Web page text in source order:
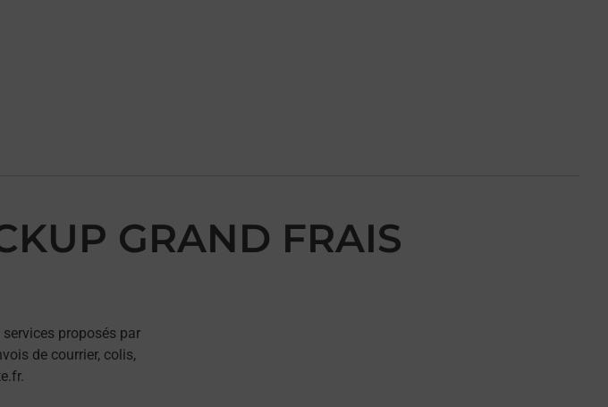
GRAND FRAIS
proposés par
de courrier, colis,